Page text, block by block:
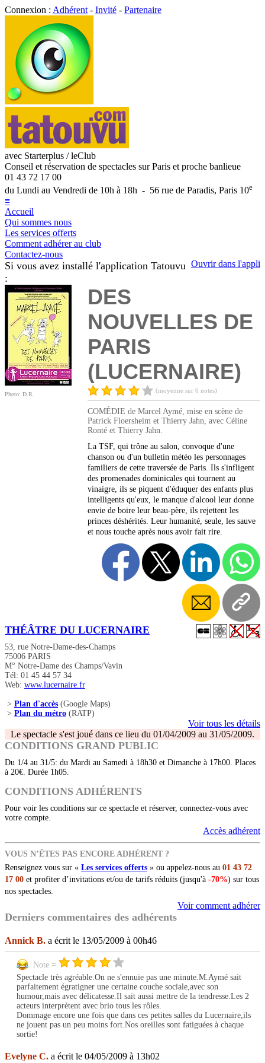
Connexion : Adhérent - Invité - Partenaire
avec Starterplus / leClub
Conseil et réservation de spectacles sur Paris et proche banlieue
01 43 72 17 00
du Lundi au Vendredi de 10h à 18h - 56 rue de Paradis, Paris 10e
≡
Accueil
Qui sommes nous
Les services offerts
Comment adhérer au club
Contactez-nous
Ouvrir dans l'appli
Si vous avez installé l'application Tatouvu
:
Photo: D.R.
DES
NOUVELLES DE
PARIS
(LUCERNAIRE)
(moyenne sur 6 notes)
COMÉDIE de Marcel Aymé, mise en scène de
Patrick Floersheim et Thierry Jahn, avec Céline
Ronté et Thierry Jahn.
La TSF, qui trône au salon, convoque d'une
chanson ou d'un bulletin météo les personnages
familiers de cette traversée de Paris. Ils s'infligent
des promenades dominicales qui tournent au
vinaigre, ils se piquent d'éduquer des enfants plus
intelligents qu'eux, le manque d'alcool leur donne
envie de boire leur beau-père, ils rejettent les
princes déshérités. Leur humanité, seule, les sauve
et nous touche après nous avoir fait rire.
THÉÂTRE DU LUCERNAIRE
53, rue Notre-Dame-des-Champs
75006 PARIS
M° Notre-Dame des Champs/Vavin
Tél: 01 45 44 57 34
Web: www.lucernaire.fr
> Plan d'accès (Google Maps)
> Plan du métro (RATP)
Voir tous les détails
Le spectacle s'est joué dans ce lieu du 01/04/2009 au 31/05/2009.
CONDITIONS GRAND PUBLIC
Du 1/4 au 31/5: du Mardi au Samedi à 18h30 et Dimanche à 17h00. Places
à 20€. Durée 1h05.
CONDITIONS ADHÉRENTS
Pour voir les conditions sur ce spectacle et réserver, connectez-vous avec
votre compte.
Accès adhérent
VOUS N’ÊTES PAS ENCORE ADHÉRENT ?
Renseignez vous sur « Les services offerts » ou appelez-nous au 01 43 72
17 00 et profiter d’invitations et/ou de tarifs réduits (jusqu'à -70%) sur tous
nos spectacles.
Voir comment adhérer
Derniers commentaires des adhérents
Annick B. a écrit le 13/05/2009 à 00h46
Note =
Spectacle très agréable.On ne s'ennuie pas une minute.M.Aymé sait
parfaitement égratigner une certaine couche sociale,avec son
humour,mais avec délicatesse.Il sait aussi mettre de la tendresse.Les 2
acteurs interprètent avec brio tous les rôles.
Dommage encore une fois que dans ces petites salles du Lucernaire,ils
ne jouent pas un peu moins fort.Nos oreilles sont fatiguées à chaque
sortie!
Evelyne C. a écrit le 04/05/2009 à 13h02